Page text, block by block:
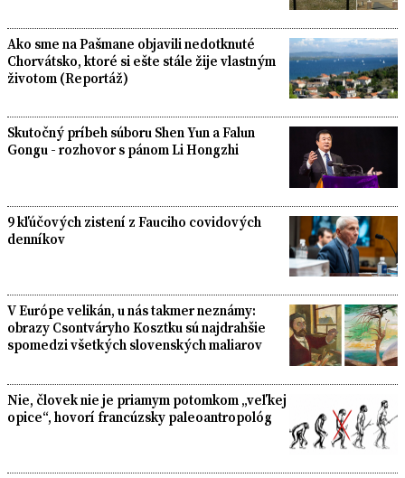
Ako sme na Pašmane objavili nedotknuté
Chorvátsko, ktoré si ešte stále žije vlastným
životom (Reportáž)
Skutočný príbeh súboru Shen Yun a Falun
Gongu - rozhovor s pánom Li Hongzhi
9 kľúčových zistení z Fauciho covidových
denníkov
V Európe velikán, u nás takmer neznámy:
obrazy Csontváryho Kosztku sú najdrahšie
spomedzi všetkých slovenských maliarov
Nie, človek nie je priamym potomkom „veľkej
opice“, hovorí francúzsky paleoantropológ